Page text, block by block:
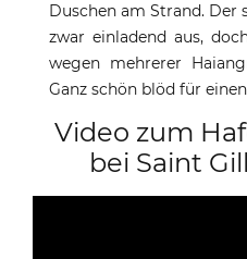
Duschen am Strand. Der
zwar einladend aus,
wegen mehrerer
Ganz schön blöd für
Video zum
bei Saint